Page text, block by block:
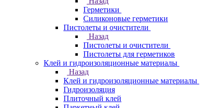
Герметики
Силиконовые герметики
Пистолеты и очистители
Назад
Пистолеты и очистители
Пистолеты для герметиков
Клей и гидроизоляционные материалы
Назад
Клей и гидроизоляционные материалы
Гидроизоляция
Плиточный клей